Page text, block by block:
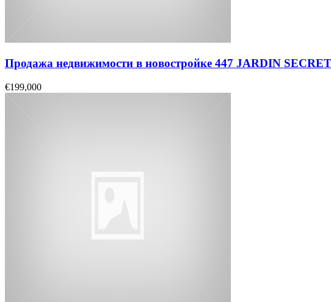
Продажа недвижимости в новостройке 447 JARDIN
€199,000